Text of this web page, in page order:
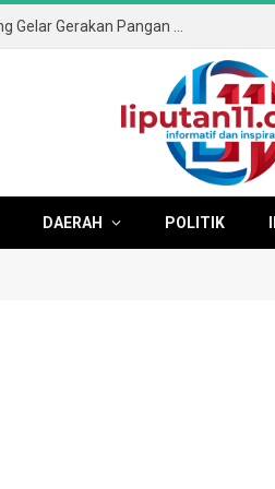
DAERAH POLITIK